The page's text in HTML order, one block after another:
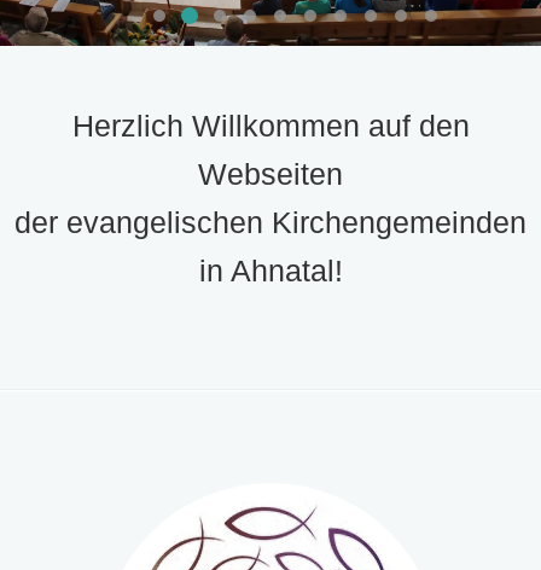
Herzlich Willkommen auf den
Webseiten
der evangelischen Kirchengemeinden
in Ahnatal!